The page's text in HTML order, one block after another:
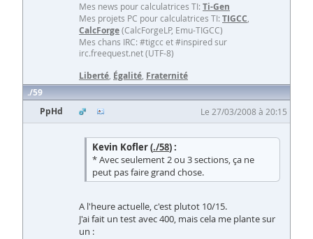
Mes news pour calculatrices TI: Ti-Gen
Mes projets PC pour calculatrices TI: TIGCC,
CalcForge(CalcForgeLP, Emu-TIGCC)
Mes chans IRC: #tigcc et #inspired sur
irc.freequest.net (UTF-8)
Liberté, Égalité, Fraternité
59
PpHd
Le 27/03/2008 à 20:15
Kevin Kofler (./58) :
* Avec seulement 2 ou 3 sections, ça ne
peut pas faire grand chose.
A l'heure actuelle, c'est plutot 10/15.
J'ai fait un test avec 400, mais cela me plante sur
un :